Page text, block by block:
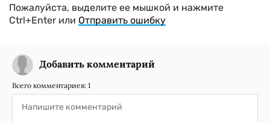
Пожалуйста, выделите ее мышкой и нажмите
Ctrl+Enter или Отправить ошибку
Добавить комментарий
Всего комментариев: 1